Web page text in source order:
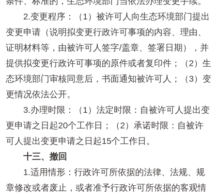
2.变更程序：（1）被许可人向生态环境部门提出
变更申请（说明拟变更行政许可事项的内容、理由、
证明材料等，由被许可人签字/盖章、签署日期），并
提供拟变更行政许可事项的原件或者复印件；（2）生
态环境部门审核同意后，书面通知被许可人；（3）变
更情况依法公开。
3.办理时限：（1）法定时限：自被许可人提出变
更申请之日起20个工作日；（2）承诺时限：自被许
可人提出变更申请之日起15个工作日。
十三、撤回
1.适用情形：行政许可所依据的法律、法规、规
章修改或者废止，或者准予行政许可所依据的客观情